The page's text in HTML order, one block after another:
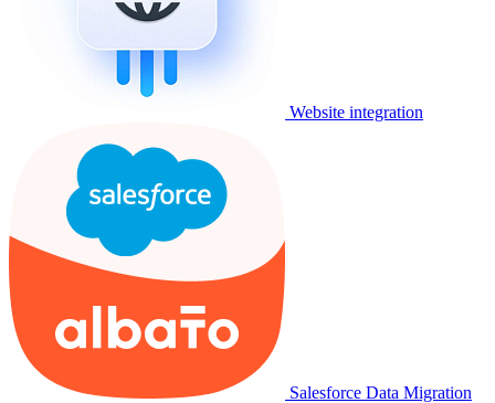
Website integration
Salesforce Data Migration